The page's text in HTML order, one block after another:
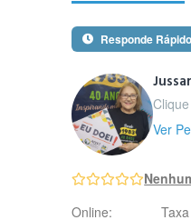
Responde Rápido
Ver
Online: